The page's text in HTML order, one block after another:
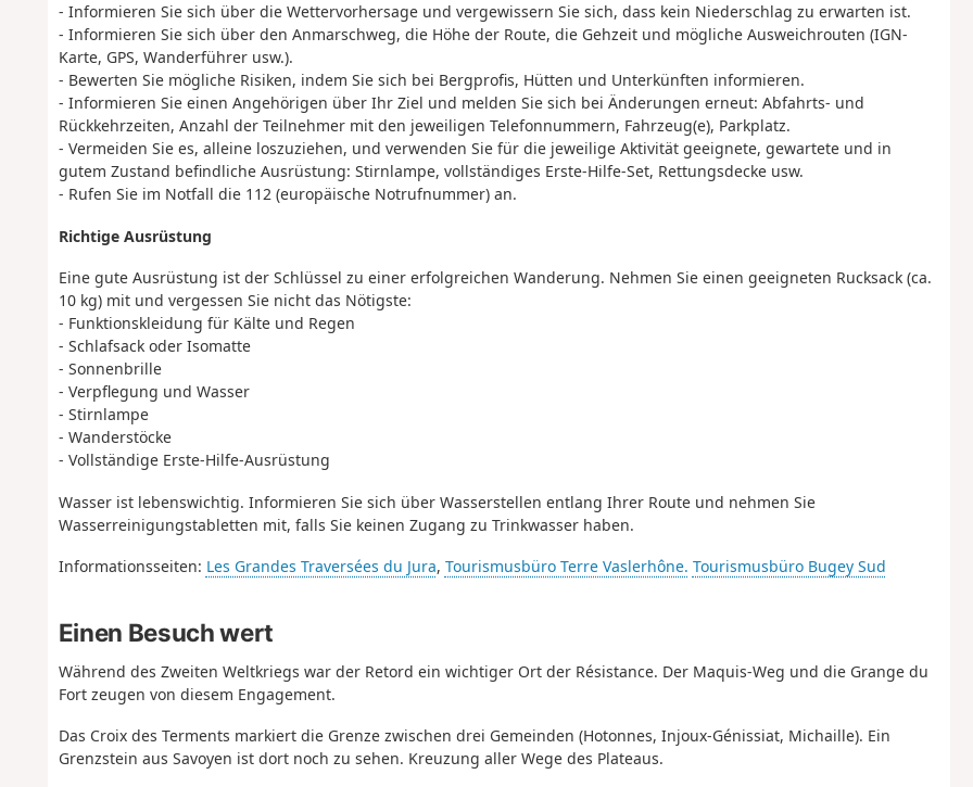
- Informieren Sie sich über die Wettervorhersage und vergewissern Sie sich, dass kein Niederschlag zu erwarten ist.
- Informieren Sie sich über den Anmarschweg, die Höhe der Route, die Gehzeit und mögliche Ausweichrouten (IGN-
Karte, GPS, Wanderführer usw.).
- Bewerten Sie mögliche Risiken, indem Sie sich bei Bergprofis, Hütten und Unterkünften informieren.
- Informieren Sie einen Angehörigen über Ihr Ziel und melden Sie sich bei Änderungen erneut: Abfahrts- und
Rückkehrzeiten, Anzahl der Teilnehmer mit den jeweiligen Telefonnummern, Fahrzeug(e), Parkplatz.
- Vermeiden Sie es, alleine loszuziehen, und verwenden Sie für die jeweilige Aktivität geeignete, gewartete und in
gutem Zustand befindliche Ausrüstung: Stirnlampe, vollständiges Erste-Hilfe-Set, Rettungsdecke usw.
- Rufen Sie im Notfall die 112 (europäische Notrufnummer) an.
Richtige Ausrüstung
Eine gute Ausrüstung ist der Schlüssel zu einer erfolgreichen Wanderung. Nehmen Sie einen geeigneten Rucksack (ca.
10 kg) mit und vergessen Sie nicht das Nötigste:
- Funktionskleidung für Kälte und Regen
- Schlafsack oder Isomatte
- Sonnenbrille
- Verpflegung und Wasser
- Stirnlampe
- Wanderstöcke
- Vollständige Erste-Hilfe-Ausrüstung
Wasser ist lebenswichtig. Informieren Sie sich über Wasserstellen entlang Ihrer Route und nehmen Sie
Wasserreinigungstabletten mit, falls Sie keinen Zugang zu Trinkwasser haben.
Informationsseiten: Les Grandes Traversées du Jura, Tourismusbüro Terre Vaslerhône. Tourismusbüro Bugey Sud
Einen Besuch wert
Während des Zweiten Weltkriegs war der Retord ein wichtiger Ort der Résistance. Der Maquis-Weg und die Grange du
Fort zeugen von diesem Engagement.
Das Croix des Terments markiert die Grenze zwischen drei Gemeinden (Hotonnes, Injoux-Génissiat, Michaille). Ein
Grenzstein aus Savoyen ist dort noch zu sehen. Kreuzung aller Wege des Plateaus.